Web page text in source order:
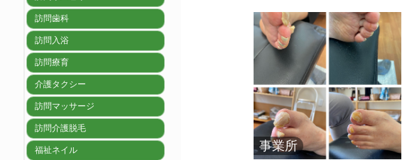
事業所
訪問歯科
訪問入浴
訪問療育
介護タクシー
訪問マッサージ
訪問介護脱毛
福祉ネイル